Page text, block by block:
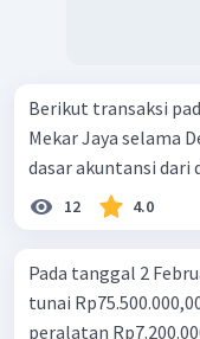
Berikut transaksi
Mekar Jaya selama Desember
dasar akuntansi dari
12 4.0
Pada tanggal 2
tunai
peralatan